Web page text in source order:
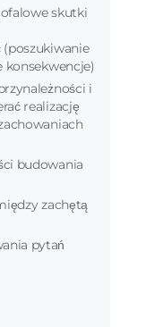
skutki
konsekwencje)
i
realizację
budowania
zachętą
pytań